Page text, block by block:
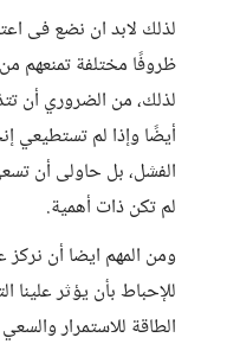
لذلك لابد ان نضع فى
ظروفًا مختلفة تمنعهم
لذلك، من الضروري أن
أيضًا وإذا لم تستطيعي
الفشل، بل حاولى أن
لم تكن ذات أهمية.
ومن المهم ايضا أن
للإحباط بأن يؤثر علينا
الطاقة للاستمرار